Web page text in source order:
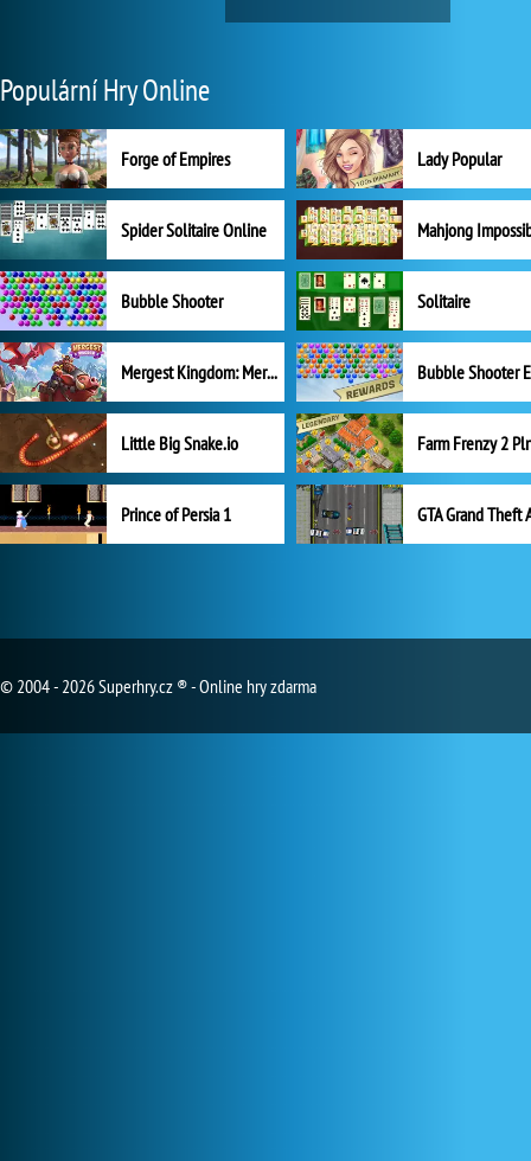
Populární Hry Online
Forge of Empires Lady Popular
Spider Solitaire Online Mahjong
Bubble Shooter Solitaire
Mergest Kingdom: Merge Puzzle
Little Big Snake.io
Prince of Persia 1 GTA Grand Theft
© 2004 - 2026 Superhry.cz ® - Online hry zdarma